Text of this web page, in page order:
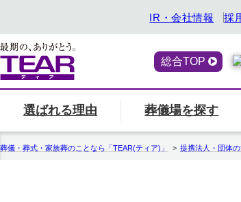
IR・会社情報 採
総合TOP
選ばれる理由
選ばれる理由一覧へ
葬儀場を探す
エリア別
「ティアの会」のご案
喪主・ご
終活サー
葬儀・葬式・家族葬のことなら「TEAR(ティア)」 提携法人・団体